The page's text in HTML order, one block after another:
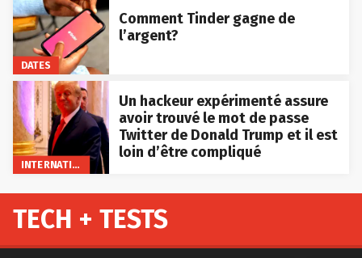
DATES
Comment Tinder gagne de
l’argent?
INTERNATIONAL
Un hackeur expérimenté assure
avoir trouvé le mot de passe
Twitter de Donald Trump et il est
loin d’être compliqué
TECH + TESTS